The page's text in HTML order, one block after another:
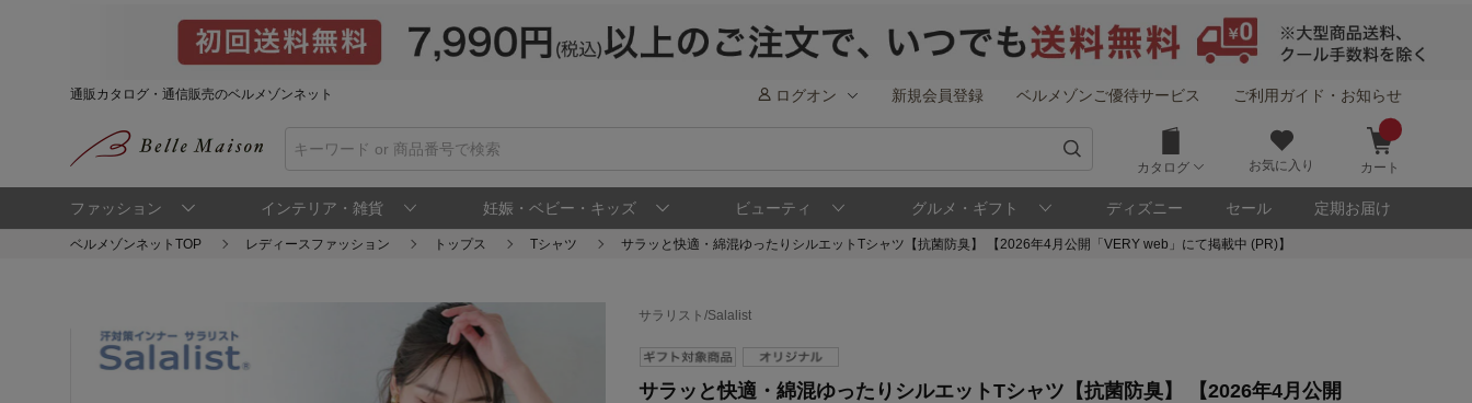
通販カタログ・通信販売のベルメゾンネット ログオン 新規会員登録 ベルメゾンご優待サービス ご利用ガイド・お知らせ
カタログ お気に入り カート
ファッション インテリア・雑貨 妊娠・ベビー・キッズ ビューティ グルメ・ギフト ディズニー セール 定期お届け
ベルメゾンネットTOP レディースファッション トップス Tシャツ サラッと快適・綿混ゆったりシルエットTシャツ【抗菌防臭】 【2026年4月公開「VERY web」にて掲載中 (PR)】
サラリスト/Salalist
サラッと快適・綿混ゆったりシルエットTシャツ【抗菌防臭】 【2026年4月公開